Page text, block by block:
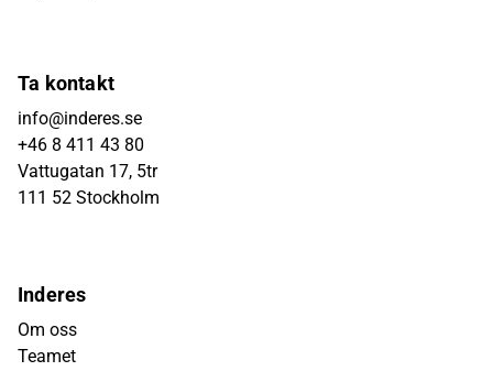
Ta kontakt
info@inderes.se
+46 8 411 43 80
Vattugatan 17, 5tr
111 52 Stockholm
Inderes
Om oss
Teamet